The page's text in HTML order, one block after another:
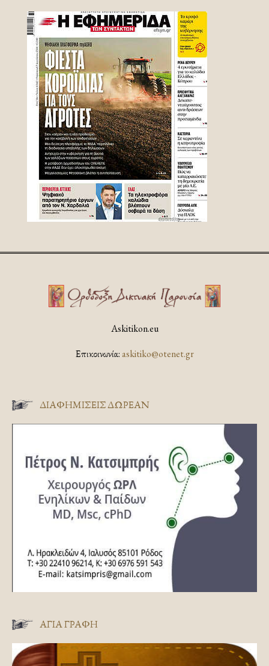
Askitikon.eu
Επικοινωνία:askitiko@otenet.gr
ΔΙΑΦΗΜΊΣΕΙΣ ΔΩΡΕΆΝ
ΑΓΊΑ ΓΡΑΦΉ